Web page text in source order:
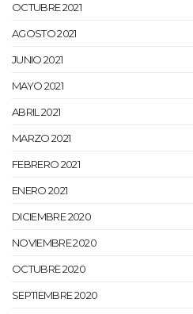
OCTUBRE 2021
AGOSTO 2021
JUNIO 2021
MAYO 2021
ABRIL 2021
MARZO 2021
FEBRERO 2021
ENERO 2021
DICIEMBRE 2020
NOVIEMBRE 2020
OCTUBRE 2020
SEPTIEMBRE 2020